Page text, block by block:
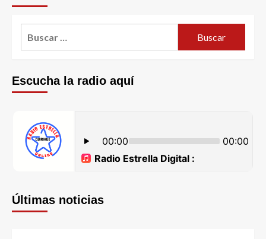
Escucha la radio aquí
Últimas noticias